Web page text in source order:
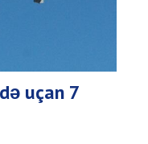
uçan 7